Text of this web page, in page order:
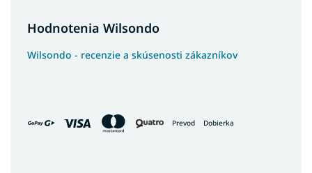
Hodnotenia Wilsondo
Wilsondo - recenzie a skúsenosti zákazníkov
Prevod Dobierka